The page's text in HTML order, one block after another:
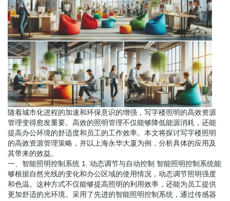
随着城市化进程的加速和环保意识的增强，写字楼照明的高效资源
管理变得愈发重要。高效的照明管理不仅能够降低能源消耗，还能
提高办公环境的舒适度和员工的工作效率。本文将探讨写字楼照明
的高效资源管理策略，并以上海永华大厦为例，分析具体的应用及
其带来的效益。
一、智能照明控制系统 1. 动态调节与自动控制 智能照明控制系统能
够根据自然光线的变化和办公区域的使用情况，动态调节照明强度
和色温。这种方式不仅能够提高照明的利用效率，还能为员工提供
更加舒适的光环境。采用了先进的智能照明控制系统，通过传感器